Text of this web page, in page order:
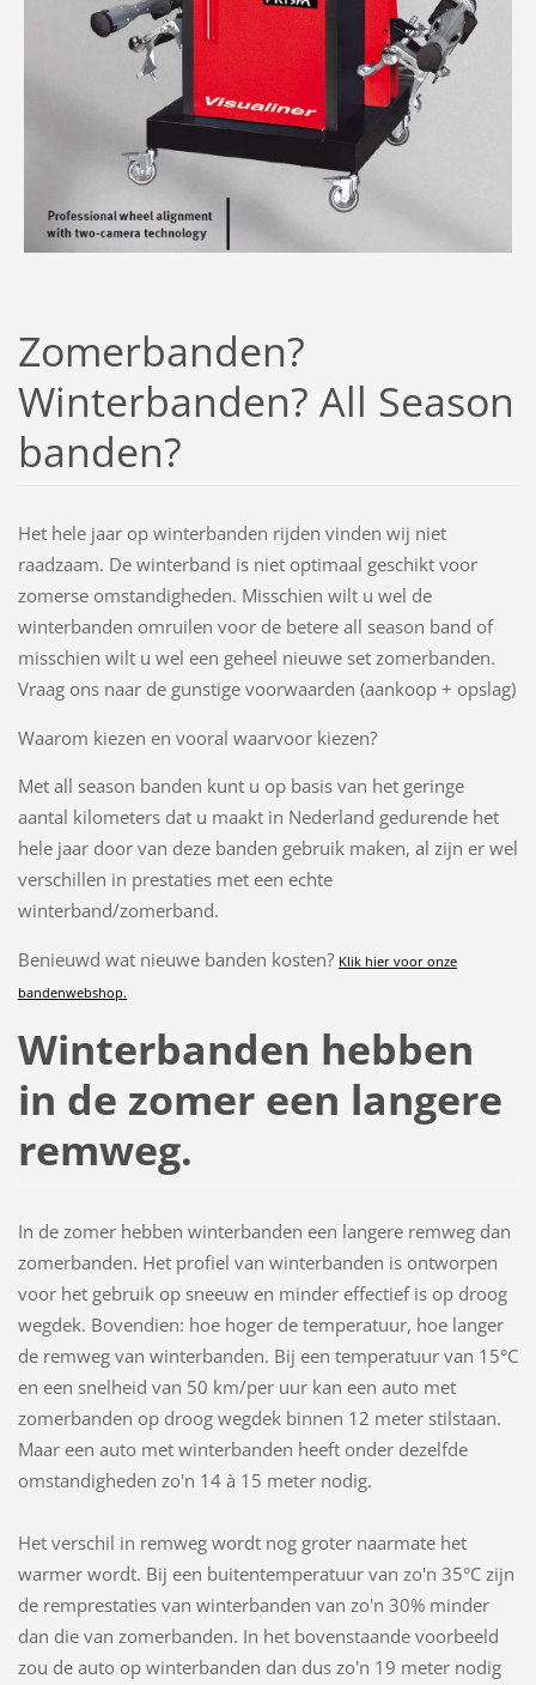
Zomerbanden?
Winterbanden? All Season
banden?
Het hele jaar op winterbanden rijden vinden wij niet
raadzaam. De winterband is niet optimaal geschikt voor
zomerse omstandigheden. Misschien wilt u wel de
winterbanden omruilen voor de betere all season band of
misschien wilt u wel een geheel nieuwe set zomerbanden.
Vraag ons naar de gunstige voorwaarden (aankoop + opslag)
Waarom kiezen en vooral waarvoor kiezen?
Met all season banden kunt u op basis van het geringe
aantal kilometers dat u maakt in Nederland gedurende het
hele jaar door van deze banden gebruik maken, al zijn er wel
verschillen in prestaties met een echte
winterband/zomerband.
Benieuwd wat nieuwe banden kosten? Klik hier voor onze
bandenwebshop.
Winterbanden hebben
in de zomer een langere
remweg.
In de zomer hebben winterbanden een langere remweg dan
zomerbanden. Het profiel van winterbanden is ontworpen
voor het gebruik op sneeuw en minder effectief is op droog
wegdek. Bovendien: hoe hoger de temperatuur, hoe langer
de remweg van winterbanden. Bij een temperatuur van 15°C
en een snelheid van 50 km/per uur kan een auto met
zomerbanden op droog wegdek binnen 12 meter stilstaan.
Maar een auto met winterbanden heeft onder dezelfde
omstandigheden zo'n 14 à 15 meter nodig.
Het verschil in remweg wordt nog groter naarmate het
warmer wordt. Bij een buitentemperatuur van zo'n 35°C zijn
de remprestaties van winterbanden van zo'n 30% minder
dan die van zomerbanden. In het bovenstaande voorbeeld
zou de auto op winterbanden dan dus zo'n 19 meter nodig